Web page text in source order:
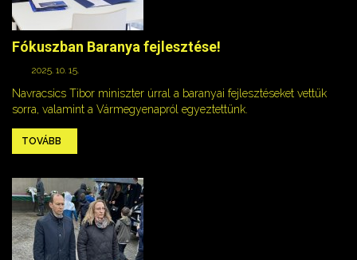
Fókuszban Baranya fejlesztése!
2025. 10. 15.
Navracsics Tibor miniszter úrral a baranyai fejlesztéseket vettük
sorra, valamint a Vármegyenapról egyeztettünk.
TOVÁBB